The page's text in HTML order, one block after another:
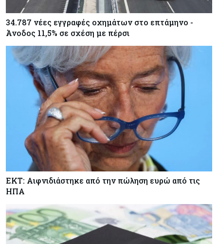
34.787 νέες εγγραφές οχημάτων στο επτάμηνο -
Άνοδος 11,5% σε σχέση με πέρσι
ΕΚΤ: Αιφνιδιάστηκε από την πώληση ευρώ από τις
ΗΠΑ